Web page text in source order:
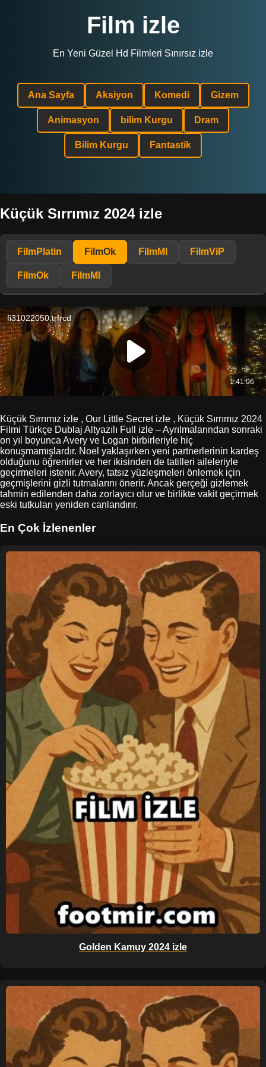
Film izle
En Yeni Güzel Hd Filmleri Sınırsız izle
Ana Sayfa Aksiyon Komedi Gizem
Animasyon bilim Kurgu Dram
Bilim Kurgu Fantastik
Küçük Sırrımız 2024 izle
FilmPlatin FilmOk FilmMl FilmViP
FilmOk FilmMl
Küçük Sırrımız izle , Our Little Secret izle , Küçük Sırrımız 2024
Filmi Türkçe Dublaj Altyazılı Full izle – Ayrılmalarından sonraki
on yıl boyunca Avery ve Logan birbirleriyle hiç
konuşmamışlardır. Noel yaklaşırken yeni partnerlerinin kardeş
olduğunu öğrenirler ve her ikisinden de tatilleri aileleriyle
geçirmeleri istenir. Avery, tatsız yüzleşmeleri önlemek için
geçmişlerini gizli tutmalarını önerir. Ancak gerçeği gizlemek
tahmin edilenden daha zorlayıcı olur ve birlikte vakit geçirmek
eski tutkuları yeniden canlandırır.
En Çok İzlenenler
Golden Kamuy 2024 izle